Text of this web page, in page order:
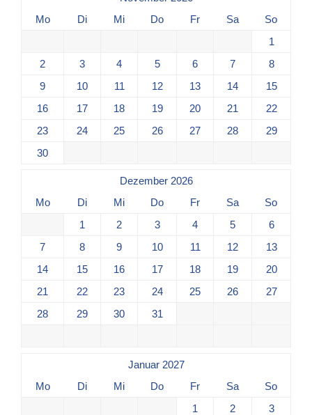
Mo
Di Mi Do Fr Sa
So
1
2
3 4 5 6 7
8
9
10 11 12 13 14
15
16
17 18 19 20 21
22
23
24 25 26 27 28
29
30
Dezember 2026
Mo
Di Mi Do Fr Sa
So
1
2 3 4 5
6
7
8 9 10 11 12
13
14
15 16 17 18 19
20
21
22 23 24 25 26
27
28
29 30 31
Januar 2027
Mo
Di Mi Do Fr Sa
So
1
2
3